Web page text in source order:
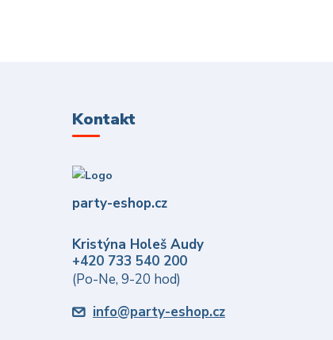
Kontakt
party-eshop.cz
Kristýna Holeš Audy
+420 733 540 200
(Po-Ne, 9-20 hod)
info@party-eshop.cz